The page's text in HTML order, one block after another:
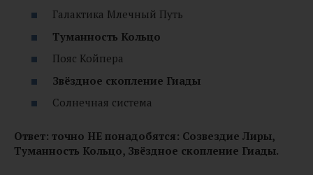
Галактика Млечный Путь
Туманность Кольцо
Пояс Койпера
Звёздное скопление Гиады
Солнечная система
Ответ: точно НЕ понадобятся: Созвездие Лиры,
Туманность Кольцо, Звёздное скопление Гиады.